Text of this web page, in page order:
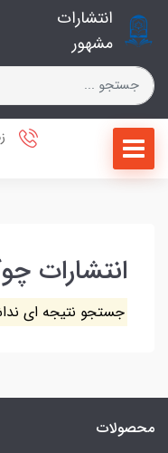
انتشارات
مشهور
انتشارات
جستجو نتیجه ای
محصولات